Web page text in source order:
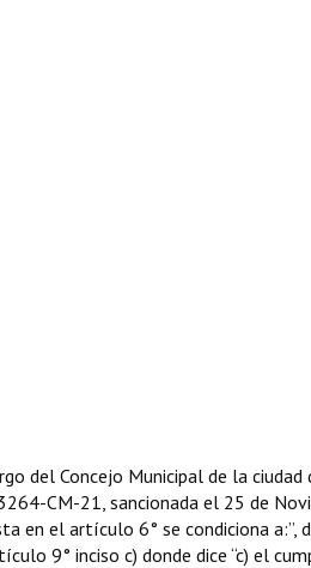
del Concejo Municipal de la ciudad
CM-21, sancionada el 25 de
en el artículo 6° se condiciona a:”,
9° inciso c) donde dice “c) el